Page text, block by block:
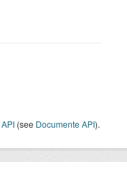
API (see Documente API).